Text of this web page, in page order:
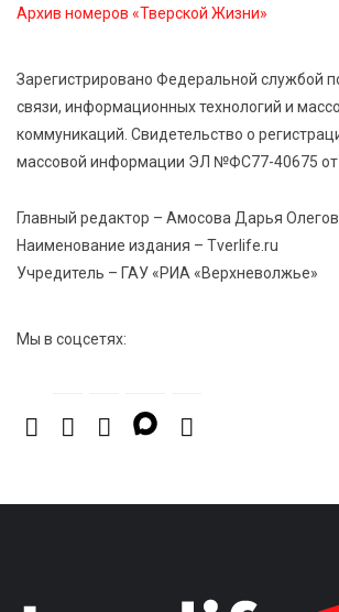
ленту по мотивам басни «Карась»
6 Авг 2026 13:38 428
спортивной столицей России
Архив номеров «Тверской Жизни»
Зарегистрировано Федеральной службой
связи, информационных технологий и
коммуникаций. Свидетельство о
массовой информации ЭЛ №ФС77-40675 от
Главный редактор – Амосова Дарья
Наименование издания – Tverlife.ru
Учредитель – ГАУ «РИА «Верхневолжье»
Мы в соцсетях: